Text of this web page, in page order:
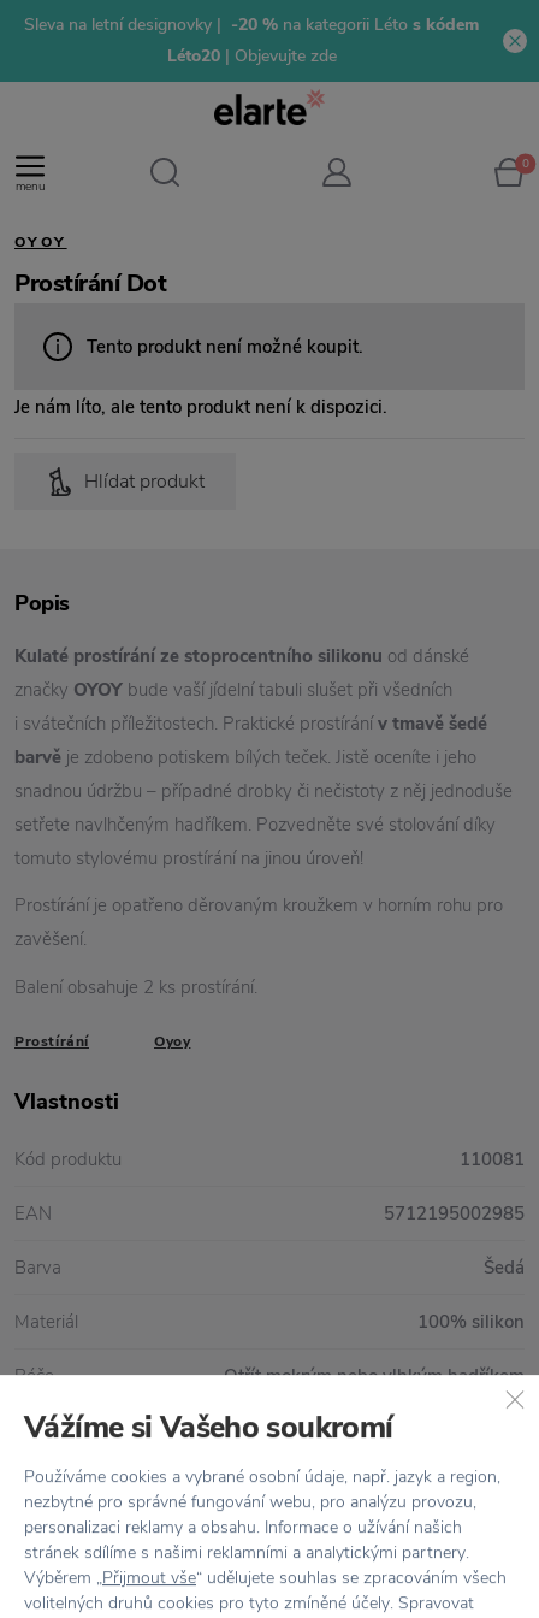
Sleva na letní designovky | -20 % na kategorii Léto s kódem
Léto20 | Objevujte zde
menu
0
OYOY
Prostírání Dot
Tento produkt není možné koupit.
Je nám líto, ale tento produkt není k dispozici.
Hlídat produkt
Vše skladem,odesíláme ihned
Doprava zdarmanad 2 000 Kč
Popis
Kulaté prostírání ze stoprocentního silikonu od dánské
značky OYOY bude vaší jídelní tabuli slušet při všedních
i svátečních příležitostech. Praktické prostíránív tmavě šedé
barvě je zdobeno potiskem bílých teček. Jistě oceníte i jeho
snadnou údržbu – případné drobky či nečistoty z něj jednoduše
setřete navlhčeným hadříkem. Pozvedněte své stolování díky
tomuto stylovému prostírání na jinou úroveň!
Prostírání je opatřeno děrovaným kroužkem v horním rohu pro
zavěšení.
Balení obsahuje 2 ks prostírání.
Prostírání Oyoy
Vlastnosti
Kód produktu 110081
EAN 5712195002985
Barva Šedá
Materiál 100% silikon
Péče Otřít mokrým nebo vlhkým hadříkem
Rozměr Ø39 cm, tloušťka 0,15 cm
Vážíme si Vašeho soukromí
Používáme cookies a vybrané osobní údaje, např. jazyk a region,
nezbytné pro správné fungování webu, pro analýzu provozu,
personalizaci reklamy a obsahu. Informace o užívání našich
stránek sdílíme s našimi reklamními a analytickými partnery.
Výběrem „Přijmout vše“ udělujete souhlas se zpracováním všech
volitelných druhů cookies pro tyto zmíněné účely. Spravovat